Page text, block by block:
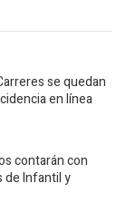
se quedan
en línea
contarán con
de Infantil y